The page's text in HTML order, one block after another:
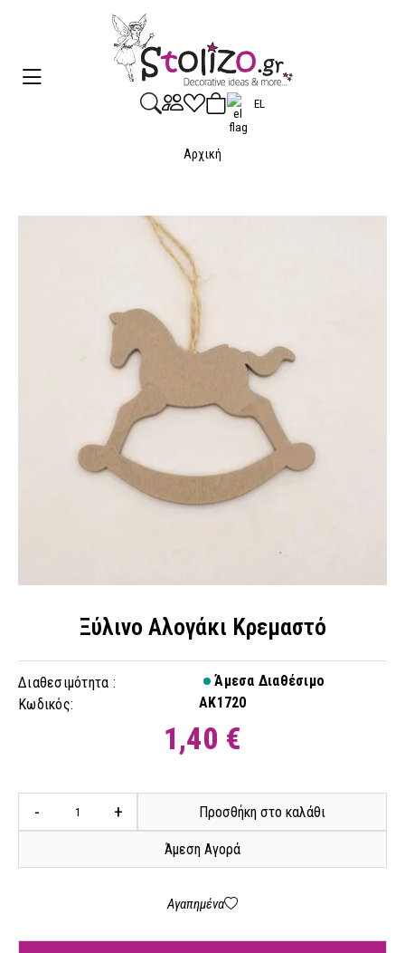
EL
Αρχική
Ξύλινο Αλογάκι Κρεμαστό
Διαθεσιμότητα :
Άμεσα Διαθέσιμο
Κωδικός:
AK1720
1,40 €
- + Προσθήκη στο καλάθι
Άμεση Αγορά
Αγαπημένα